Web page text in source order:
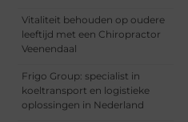
Vitaliteit behouden op oudere
leeftijd met een Chiropractor
Veenendaal
Frigo Group: specialist in
koeltransport en logistieke
oplossingen in Nederland